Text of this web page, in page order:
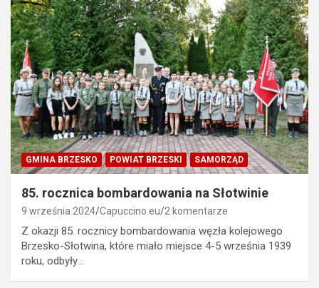
GMINA BRZESKO POWIAT BRZESKI SAMORZĄD
85. rocznica bombardowania na Słotwinie
9 września 2024 Capuccino.eu 2 komentarze
Z okazji 85. rocznicy bombardowania węzła kolejowego
Brzesko-Słotwina, które miało miejsce 4-5 września 1939
roku, odbyły…